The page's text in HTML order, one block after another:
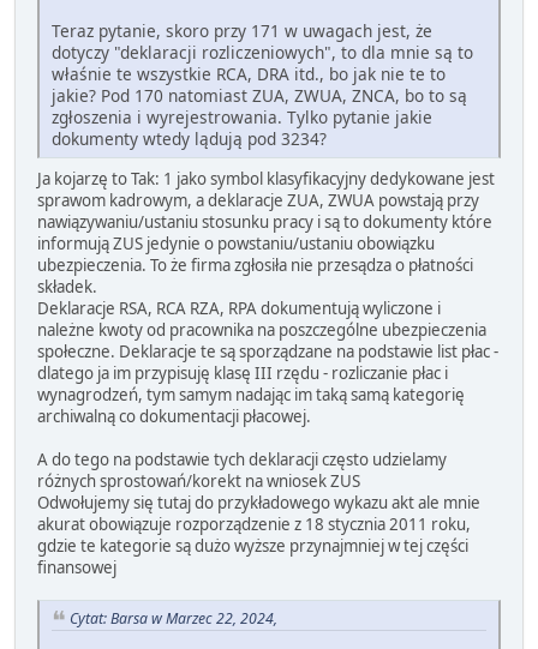
Teraz pytanie, skoro przy 171 w uwagach jest, że
dotyczy "deklaracji rozliczeniowych", to dla mnie są to
właśnie te wszystkie RCA, DRA itd., bo jak nie te to
jakie? Pod 170 natomiast ZUA, ZWUA, ZNCA, bo to są
zgłoszenia i wyrejestrowania. Tylko pytanie jakie
dokumenty wtedy lądują pod 3234?
Ja kojarzę to Tak: 1 jako symbol klasyfikacyjny dedykowane jest
sprawom kadrowym, a deklaracje ZUA, ZWUA powstają przy
nawiązywaniu/ustaniu stosunku pracy i są to dokumenty które
informują ZUS jedynie o powstaniu/ustaniu obowiązku
ubezpieczenia. To że firma zgłosiła nie przesądza o płatności
składek.
Deklaracje RSA, RCA RZA, RPA dokumentują wyliczone i
należne kwoty od pracownika na poszczególne ubezpieczenia
społeczne. Deklaracje te są sporządzane na podstawie list płac -
dlatego ja im przypisuję klasę III rzędu - rozliczanie płac i
wynagrodzeń, tym samym nadając im taką samą kategorię
archiwalną co dokumentacji płacowej.
A do tego na podstawie tych deklaracji często udzielamy
różnych sprostowań/korekt na wniosek ZUS
Odwołujemy się tutaj do przykładowego wykazu akt ale mnie
akurat obowiązuje rozporządzenie z 18 stycznia 2011 roku,
gdzie te kategorie są dużo wyższe przynajmniej w tej części
finansowej
Cytat: Barsa w Marzec 22, 2024,